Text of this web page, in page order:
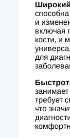
Широкий
и
включая
кости, и
для
требует
что